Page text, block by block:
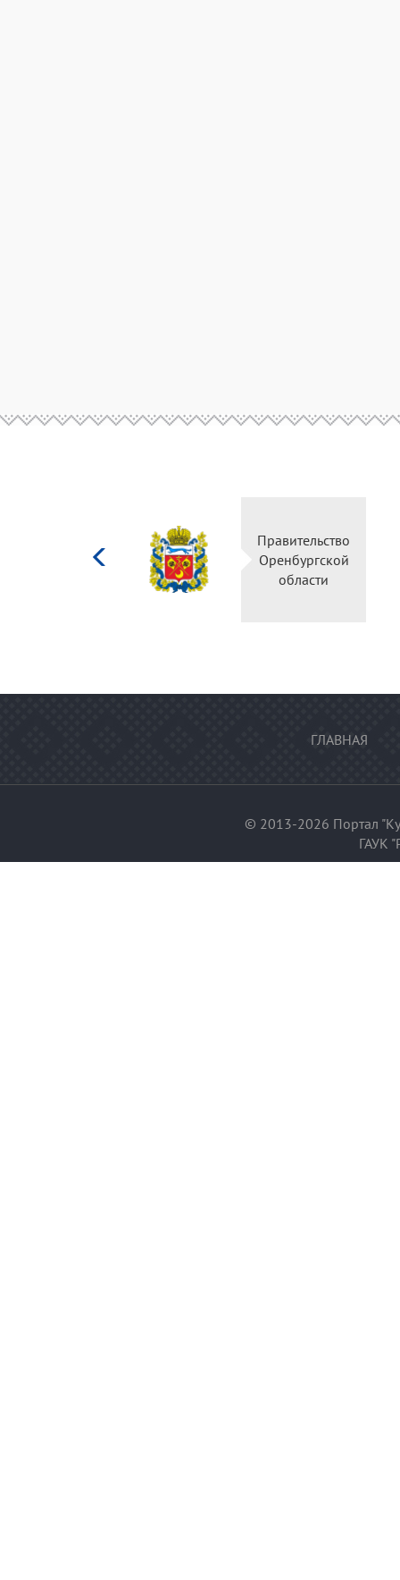
культуры
Российской
Правительство
Оренбургской
области
ГЛАВНАЯ
© 2013-2026 Портал
ГАУК